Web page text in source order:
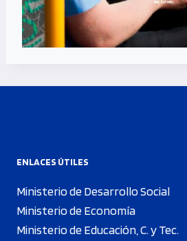
ENLACES ÚTILES
Ministerio de Desarrollo Social
Ministerio de Economía
Ministerio de Educación, C. y Tec.